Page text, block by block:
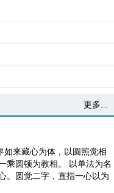
更多...
如来藏心为体，以圆照觉相
乘圆顿为教相。 以单法为名
。圆觉二字，直指一心以为